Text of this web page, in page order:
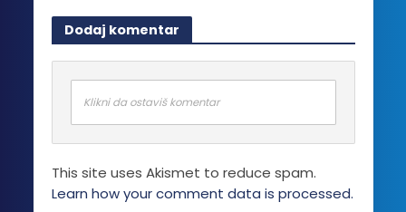
Dodaj komentar
Klikni da ostaviš komentar
This site uses Akismet to reduce spam.
Learn how your comment data is processed.